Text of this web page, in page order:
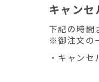
キャンセ
下記の時間
※御注文の
・キャンセ